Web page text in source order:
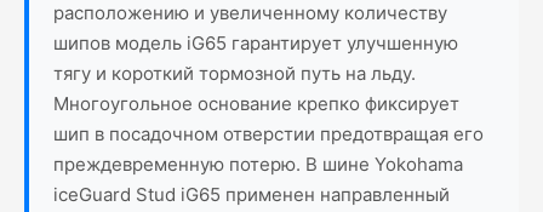
расположению и увеличенному количеству
шипов модель iG65 гарантирует улучшенную
тягу и короткий тормозной путь на льду.
Многоугольное основание крепко фиксирует
шип в посадочном отверстии предотвращая его
преждевременную потерю. В шине Yokohama
iceGuard Stud iG65 применен направленный